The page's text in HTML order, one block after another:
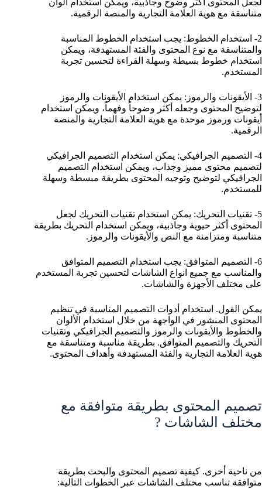
لجعل المحتوى أكثر وضوح وجاذبية، ويمكن استخدام ألوان
متناسقة مع هوية العلامة التجارية والمنصة الرقمية.
2- استخدام الخطوط: يجب استخدام الخطوط المناسبة
والمتناسقة مع نوع المحتوى والفئة المستهدفة، ويمكن
استخدام خطوط بسيطة وسهلة القراءة لتحسين تجربة
المستخدم.
3- الأيقونات والرموز: يمكن استخدام الأيقونات والرموز
لتوضيح المحتوى وجعله أكثر وضوحاً وفهماً، ويمكن استخدام
أيقونات ورموز موحدة مع هوية العلامة التجارية والمنصة
الرقمية.
4- التصميم الجرافيكي: يمكن استخدام التصميم الجرافيكي
لتصميم محتوى مميز وجذاب، ويمكن استخدام التصميم
الجرافيكي لتوضيح وتوجيه المحتوى بطريقة مبسطة وسهلة
للمستخدم.
5- تقنيات التحريك: يمكن استخدام تقنيات التحريك لجعل
المحتوى أكثر حيوية وجاذبية، ويمكن استخدام التحريك بطريقة
متناسبة ومتزامنة مع النص والأيقونات والرموز.
6- التصميم المتوافق: يجب استخدام التصميم المتوافق
والمناسب مع جميع انواع الشاشات لتحسين تجربة المستخدم
على مختلف الأجهزة والشاشات.
يمكن القول. استخدام أدوات التصميم المناسبة في تنظيم
المحتوى المنشور في الواجهة من خلال استخدام الألوان
والخطوط والأيقونات والرموز والتصميم الجرافيكي وتقنيات
التحريك والتصميم المتوافق. بطريقة مناسبة ومتناسقة مع
هوية العلامة التجارية والفئة المستهدفة وأهداف المحتوى.
تصميم المحتوى بطريقة متوافقة مع
مختلف الشاشات ?️
من ناحية أخرى. كيفية تصميم المحتوى والبحث بطريقة
متوافقة تناسب مختلف الشاشات عبر الخطوات التالية: